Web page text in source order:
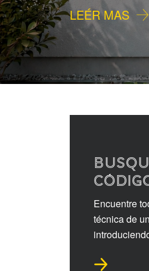
LEÉR MAS
Encuentre
técnica de